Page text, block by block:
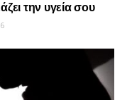
την υγεία σου